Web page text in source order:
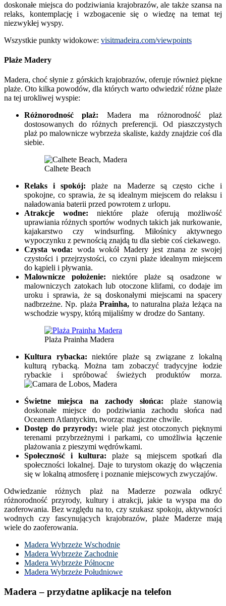
doskonałe miejsca do podziwiania krajobrazów, ale także szansa na
relaks, kontemplację i wzbogacenie się o wiedzę na temat tej
niezwykłej wyspy.
Wszystkie punkty widokowe: visitmadeira.com/viewpoints
Plaże Madery
Madera, choć słynie z górskich krajobrazów, oferuje również piękne
plaże. Oto kilka powodów, dla których warto odwiedzić różne plaże
na tej urokliwej wyspie:
Różnorodność plaż: Madera ma różnorodność plaż
dostosowanych do różnych preferencji. Od piaszczystych
plaż po malownicze wybrzeża skaliste, każdy znajdzie coś dla
siebie.
Calhete Beach
Relaks i spokój: plaże na Maderze są często ciche i
spokojne, co sprawia, że są idealnym miejscem do relaksu i
naładowania baterii przed powrotem z urlopu.
Atrakcje wodne: niektóre plaże oferują możliwość
uprawiania różnych sportów wodnych takich jak nurkowanie,
kajakarstwo czy windsurfing. Miłośnicy aktywnego
wypoczynku z pewnością znajdą tu dla siebie coś ciekawego.
Czysta woda: woda wokół Madery jest znana ze swojej
czystości i przejrzystości, co czyni plaże idealnym miejscem
do kąpieli i pływania.
Malownicze położenie: niektóre plaże są osadzone w
malowniczych zatokach lub otoczone klifami, co dodaje im
uroku i sprawia, że są doskonałymi miejscami na spacery
nadbrzeżne. Np. plażaPrainha, to naturalna plaża leżąca na
wschodzie wyspy, którą mijaliśmy w drodze do Santany.
Plaża Prainha Madera
Kultura rybacka: niektóre plaże są związane z lokalną
kulturą rybacką. Można tam zobaczyć tradycyjne łodzie
rybackie i spróbować świeżych produktów morza.
Świetne miejsca na zachody słońca: plaże stanowią
doskonałe miejsce do podziwiania zachodu słońca nad
Oceanem Atlantyckim, tworząc magiczne chwile.
Dostęp do przyrody: wiele plaż jest otoczonych pięknymi
terenami przybrzeżnymi i parkami, co umożliwia łączenie
plażowania z pieszymi wędrówkami.
Społeczność i kultura: plaże są miejscem spotkań dla
społeczności lokalnej. Daje to turystom okazję do włączenia
się w lokalną atmosferę i poznanie miejscowych zwyczajów.
Odwiedzanie różnych plaż na Maderze pozwala odkryć
różnorodność przyrody, kultury i atrakcji, jakie ta wyspa ma do
zaoferowania. Bez względu na to, czy szukasz spokoju, aktywności
wodnych czy fascynujących krajobrazów, plaże Maderze mają
wiele do zaoferowania.
Madera Wybrzeże Wschodnie
Madera Wybrzeże Zachodnie
Madera Wybrzeże Północne
Madera Wybrzeże Południowe
Madera – przydatne aplikacje na telefon